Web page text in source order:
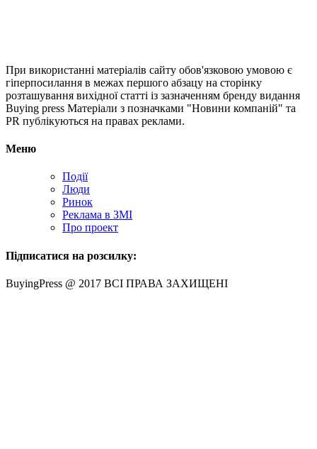
При використанні матеріалів сайту обов'язковою умовою є
гіперпосилання в межах першого абзацу на сторінку
розташування вихідної статті із зазначенням бренду видання
Buying press Матеріали з позначками "Новини компаній" та
PR публікуються на правах реклами.
Меню
Події
Люди
Ринок
Реклама в ЗМІ
Про проект
Підписатися на розсилку:
BuyingPress @ 2017 ВСІ ПРАВА ЗАХИЩЕНІ